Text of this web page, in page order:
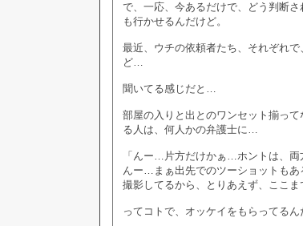
で、一応、今あるだけで、どう判断
も行かせるんだけど。
最近、ウチの依頼者たち、それぞれ
ど…
聞いてる感じだと…
部屋の入りと出とのワンセット揃っ
る人は、何人かの弁護士に…
「んー…片方だけかぁ…ホントは、両
んー…まぁ出先でのツーショットも
撮影してるから、とりあえず、ここま
ってコトで、オッケイをもらってるん